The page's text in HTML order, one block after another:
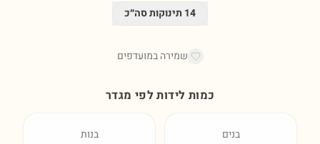
14 תינוקות סה״כ
שמירה במועדפים
כמות לידות לפי מגדר
בנים בנות